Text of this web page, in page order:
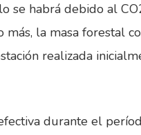
se habrá debido al
la masa forestal
realizada
durante el